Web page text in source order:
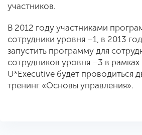
участников.
В 2012 году участниками
сотрудники уровня –1, в 2013
запустить программу для
сотрудников уровня –3 в
U*Executive будет проводиться
тренинг «Основы управления».